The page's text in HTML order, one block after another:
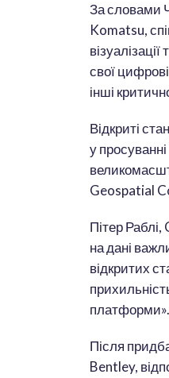
За словами
Komatsu,
свої
інші
Відкриті
у
Geospatial
Пітер Раблі,
на дані
відкритих
платформи».
Після
Bentley,